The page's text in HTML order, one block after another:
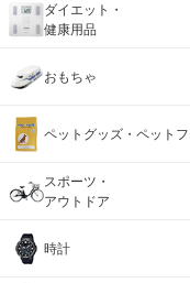
ダイエット・
健康用品
おもちゃ
ペットグッズ・ペット
スポーツ・
アウトドア
時計